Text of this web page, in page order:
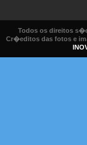
Todos os direitos
Cr�editos das fotos e